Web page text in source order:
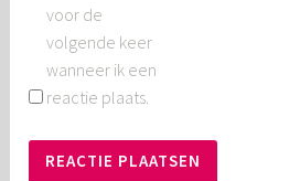
voor de
volgende keer
wanneer ik een
reactie plaats.